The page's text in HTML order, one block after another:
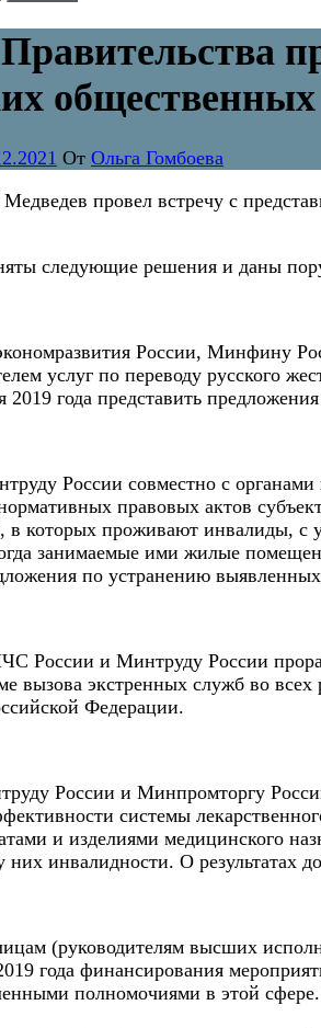
От Ольга Гомбоева
провел встречу с
следующие решения и даны
России, Минфину
услуг по переводу русского
года представить
России совместно с органами
правовых актов
в которых проживают инвалиды, с
занимаемые ими жилые
по устранению
России и Минтруду России
вызова экстренных служб во
Федерации.
России и Минпромторгу
системы
и изделиями медицинского
них инвалидности. О результатах
(руководителям высших
года финансирования
полномочиями в этой